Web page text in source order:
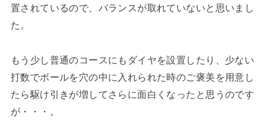
置されているので、バランスが取れていないと思いまし
た。
もう少し普通のコースにもダイヤを設置したり、少ない
打数でボールを穴の中に入れられた時のご褒美を用意し
たら駆け引きが増してさらに面白くなったと思うのです
が・・・。